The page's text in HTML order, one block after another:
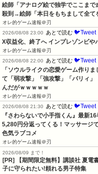
絵師「アナログ絵で独学でここま
殺到→絵師「本日をもちまして全て
オレ的ゲーム速報＠刃
2026/08/08 23:00
あとで読む 🐦Tweet
X収益化、終了へ インプレゾンビや
オレ的ゲーム速報＠刃
2026/08/08 22:00
あとで読む 🐦Tweet
「ソウルライクの恋愛ゲーム作り
て「弱攻撃」「強攻撃」「パリィ
んだがｗｗｗｗｗ
オレ的ゲーム速報＠刃
2026/08/08 21:30
あとで読む 🐦Tweet
『さわらないで小手指くん』最新
5,280円分返ってくる！マッサージ
色気ラブコメ
オレ的ゲーム速報＠刃
2026/08/09 まで！
[PR] 【期間限定無料】講談社 夏
子に守られたい!頼れる男子特集